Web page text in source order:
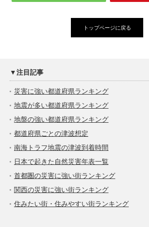
トップページに戻る
▼注目記事
災害に強い都道府県ランキング
地震が多い都道府県ランキング
地盤の強い都道府県ランキング
都道府県ごとの津波想定
南海トラフ地震の津波到着時間
日本で起きた自然災害年表一覧
首都圏の災害に強い街ランキング
関西の災害に強い街ランキング
住みたい街・住みやすい街ランキング